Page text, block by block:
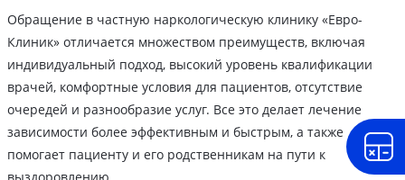
Обращение в частную наркологическую клинику «Евро-
Клиник» отличается множеством преимуществ, включая
индивидуальный подход, высокий уровень квалификации
врачей, комфортные условия для пациентов, отсутствие
очередей и разнообразие услуг. Все это делает лечение
зависимости более эффективным и быстрым, а также
помогает пациенту и его родственникам на пути к